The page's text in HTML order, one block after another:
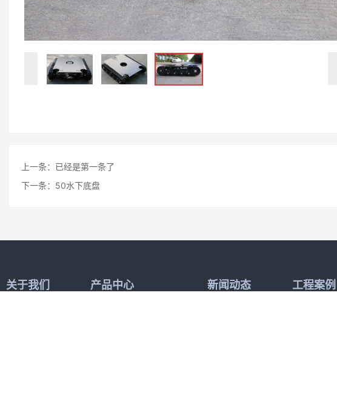
上一条：已经是第一条了
下一条： 50水下底盘
关于我们 产品中心 新闻动态 工程案例